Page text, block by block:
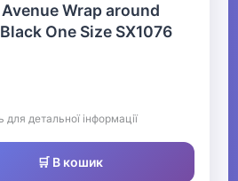
Avenue Wrap around
One Size SX1076
для детальної інформації
🛒 В кошик